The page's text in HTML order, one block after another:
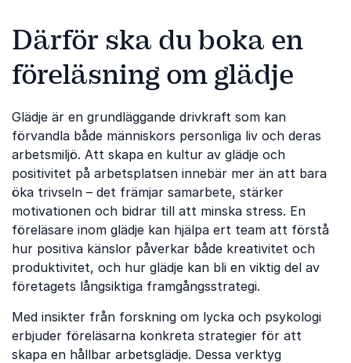
Därför ska du boka en
föreläsning om glädje
Glädje är en grundläggande drivkraft som kan
förvandla både människors personliga liv och deras
arbetsmiljö. Att skapa en kultur av glädje och
positivitet på arbetsplatsen innebär mer än att bara
öka trivseln – det främjar samarbete, stärker
motivationen och bidrar till att minska stress. En
föreläsare inom glädje kan hjälpa ert team att förstå
hur positiva känslor påverkar både kreativitet och
produktivitet, och hur glädje kan bli en viktig del av
företagets långsiktiga framgångsstrategi.
Med insikter från forskning om lycka och psykologi
erbjuder föreläsarna konkreta strategier för att
skapa en hållbar arbetsglädje. Dessa verktyg